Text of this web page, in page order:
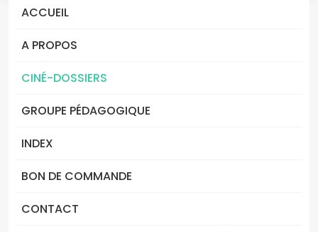
ACCUEIL
A PROPOS
CINÉ-DOSSIERS
GROUPE PÉDAGOGIQUE
INDEX
BON DE COMMANDE
CONTACT